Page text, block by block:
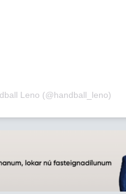
Leno (@handball_leno)